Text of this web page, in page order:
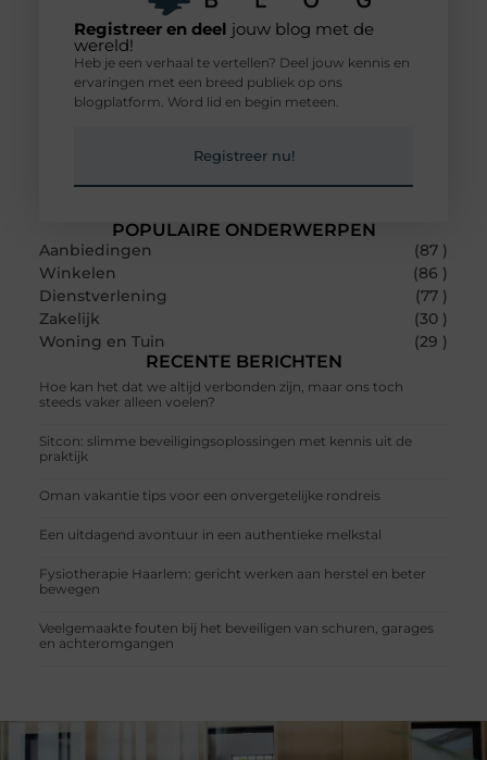
POPULAIRE ONDERWERPEN
Aanbiedingen
(87 )
Winkelen
(86 )
Dienstverlening
(77 )
Zakelijk
(30 )
Woning en Tuin
(29 )
RECENTE BERICHTEN
Hoe kan het dat we altijd verbonden zijn, maar ons toch
steeds vaker alleen voelen?
Sitcon: slimme beveiligingsoplossingen met kennis uit de
praktijk
Oman vakantie tips voor een onvergetelijke rondreis
Een uitdagend avontuur in een authentieke melkstal
Fysiotherapie Haarlem: gericht werken aan herstel en beter
bewegen
Veelgemaakte fouten bij het beveiligen van schuren, garages
en achteromgangen
Registreer en deel jouw blog met de
wereld!
Heb je een verhaal te vertellen? Deel jouw kennis en
ervaringen met een breed publiek op ons
blogplatform. Word lid en begin meteen.
Registreer nu!